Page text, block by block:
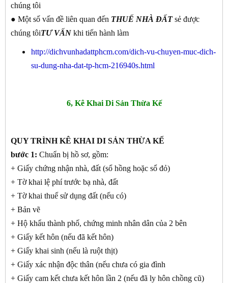
chúng tôi
● Một số vấn đề liên quan đến THUẾ NHÀ ĐẤTsẻ được
chúng tôiTƯVẤN khi tiến hành làm
http://dichvunhadattphcm.com/dich-vu-chuyen-muc-dich-
su-dung-nha-dat-tp-hcm-216940s.html
6, Kê Khai Di Sản Thừa Kế
QUY TRÌNH KÊ KHAI DI SẢN THỪA KẾ
bước 1: Chuẩn bị hồ sơ, gồm:
+ Giấy chứng nhận nhà, đất (sổ hồng hoặc sổ đỏ)
+ Tờ khai lệ phí trước bạ nhà, đất
+ Tờ khai thuế sử dụng đất (nếu có)
+ Bản vẽ
+ Hộ khẩu thành phố, chứng minh nhân dân của 2 bên
+ Giấy kết hôn (nếu đã kết hôn)
+ Giấy khai sinh (nếu là ruột thịt)
+ Giấy xác nhận độc thân (nếu chưa có gia đình
+ Giấy cam kết chưa kết hôn lần 2 (nếu đã ly hôn chồng cũ)